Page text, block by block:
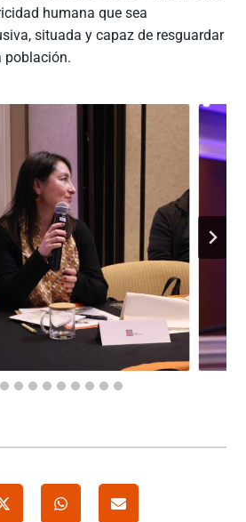
humana que sea
situada y capaz de resguardar
población.